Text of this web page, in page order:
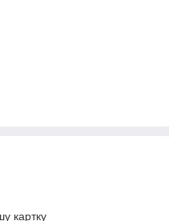
картку